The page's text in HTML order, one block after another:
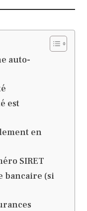
auto-
est
en
SIRET
bancaire (si